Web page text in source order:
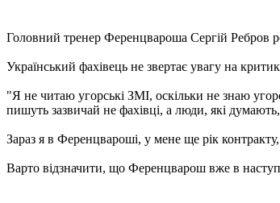
Головний тренер Ференцвароша Сергій Ребров
Український фахівець не звертає увагу на
"Я не читаю угорські ЗМІ, оскільки не знаю
пишуть зазвичай не фахівці, а люди, які
Зараз я в Ференцвароші, у мене ще рік
Варто відзначити, що Ференцварош вже в